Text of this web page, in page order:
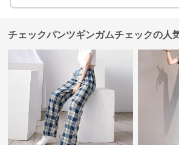
チェックパンツギンガムチェックの人